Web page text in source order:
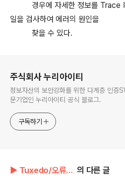
경우에 자세한 정보를 Trace 화
일을 검사하여 에러의 원인을
찾을 수 있다.
주식회사 누리아이티
정보자산의 보안강화를 위한 다계층 인증
문기업인 누리아이티 공식 블로그.
구독하기
▶ Tuxedo/오류 메시지(Oracle) 의 다른 글